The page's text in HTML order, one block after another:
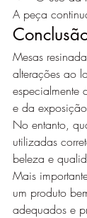
A peça
Mesas
alterações ao
especialmente
e da
No entanto,
utilizadas
beleza e
Mais
um produto
adequados e